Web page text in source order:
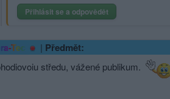
Přihlásit se a odpovědět
Tec | Předmět:
středu, vážené publikum.